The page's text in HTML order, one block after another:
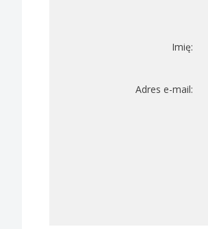
Imię:
Adres e-mail: